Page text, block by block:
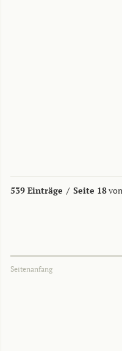
539 Einträge / Seite 18
Seitenanfang